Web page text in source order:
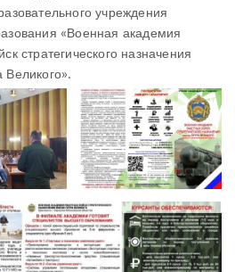
учреждения
«Военная академия
стратегического назначения